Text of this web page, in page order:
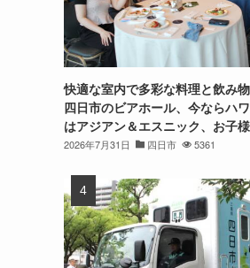
快適な室内で多彩な料理と飲み
四日市のビアホール、今ならハ
はアジアン＆エスニック、お子
2026年7月31日 四日市 5361